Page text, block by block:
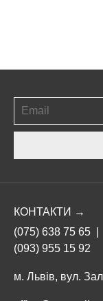
КОНТАКТИ →
(075) 638 75 65
(093) 955 15 92
м. Львів, вул.